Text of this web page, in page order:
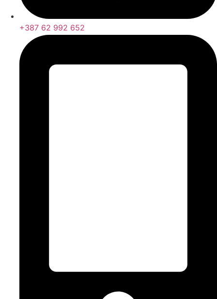
+387 62 992 652